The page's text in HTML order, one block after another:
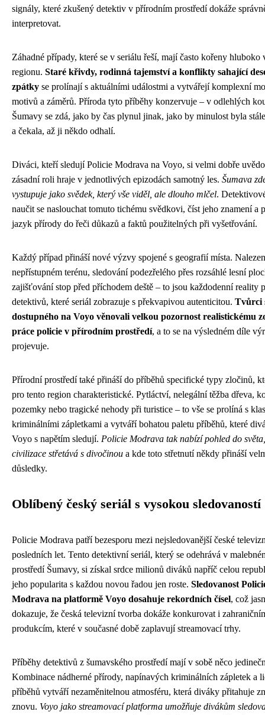
signály, které zkušený detektiv v přírodním prostředí dokáže
interpretovat.
Záhadné případy, které se v seriálu řeší, mají často kořeny hluboko
regionu. Staré křivdy, rodinná tajemství a konflikty sahající
zpátky se prolínají s aktuálními událostmi a vytvářejí komplexní
motivů a záměrů. Příroda tyto příběhy konzervuje – v odlehlých
Šumavy se zdá, jako by čas plynul jinak, jako by minulost byla
a čekala, až ji někdo odhalí.
Diváci, kteří sledují Policie Modrava na Voyo, si velmi dobře
zásadní roli hraje v jednotlivých epizodách samotný les. Šumava
vystupuje jako svědek, který vše viděl, ale dlouho mlčel.
naučit se naslouchat tomuto tichému svědkovi, číst jeho znamení a
jazyk přírody do řeči důkazů a faktů použitelných při vyšetřování.
Každý případ přináší nové výzvy spojené s geografií místa.
nepřístupném terénu, sledování podezřelého přes rozsáhlé lesní
zajišťování stop před příchodem deště – to jsou každodenní reality
detektivů, které seriál zobrazuje s překvapivou autenticitou. Tvůrci
dostupného na Voyo věnovali velkou pozornost realistickému
práce policie v přírodním prostředí, a to se na výsledném díle
projevuje.
Přírodní prostředí také přináší do příběhů specifické typy zločinů,
pro tento region charakteristické. Pytláctví, nelegální těžba dřeva,
pozemky nebo tragické nehody při turistice – to vše se prolíná s
kriminálními zápletkami a vytváří bohatou paletu příběhů, které
Voyo s napětím sledují. Policie Modrava tak nabízí pohled do
civilizace střetává s divočinou a kde toto střetnutí někdy přináší
důsledky.
Oblíbený český seriál s vysokou sledovaností
Policie Modrava patří bezesporu mezi nejsledovanější české
posledních let. Tento detektivní seriál, který se odehrává v
prostředí Šumavy, si získal srdce milionů diváků napříč celou
jeho popularita s každou novou řadou jen roste. Sledovanost
Modrava na platformě Voyo dosahuje rekordních čísel, což
dokazuje, že česká televizní tvorba dokáže konkurovat i
produkcím, které v současné době zaplavují streamovací trhy.
Příběhy detektivů z šumavského prostředí mají v sobě něco
Kombinace nádherné přírody, napínavých kriminálních zápletek a
příběhů vytváří nezaměnitelnou atmosféru, která diváky přitahuje
znovu. Voyo jako streamovací platforma umožňuje divákům